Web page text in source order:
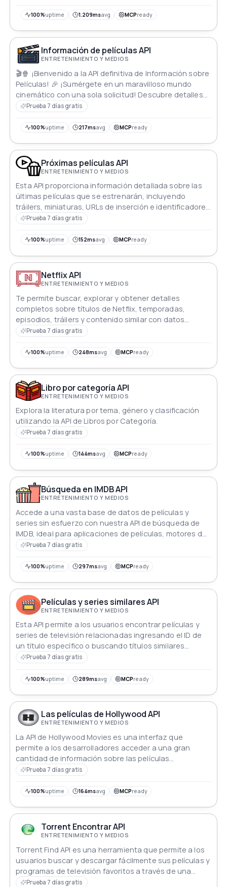
100%uptime 1.209msavg MCPready
Información de películas API
ENTRETENIMIENTO Y MEDIOS
🎬🍿 ¡Bienvenido a la API definitiva de Información sobre
Películas! 🎉 ¡Sumérgete en un maravilloso mundo
cinemático con una sola solicitud! Descubre detalles
exhaustivos sobre catálogos, actores, películas y
entretenimiento con calificaciones, reseñas, sinopsis
o realiza investigaciones sin esfuerzo. ¡Revoluciona
tus proyectos y embárcate en un viaje inmersivo de
películas! 🚀
Prueba 7 días gratis
100%uptime 217msavg MCPready
Próximas películas API
ENTRETENIMIENTO Y MEDIOS
Esta API proporciona información detallada sobre las
últimas películas que se estrenarán, incluyendo
tráilers, miniaturas, URLs de inserción e identificadores
de YouTube de los tráilers de películas más recientes.
Prueba 7 días gratis
100%uptime 152msavg MCPready
Netflix API
ENTRETENIMIENTO Y MEDIOS
Te permite buscar, explorar y obtener detalles
completos sobre títulos de Netflix, temporadas,
episodios, tráilers y contenido similar con datos
actualizados y precisos.
Prueba 7 días gratis
100%uptime 248msavg MCPready
Libro por categoría API
ENTRETENIMIENTO Y MEDIOS
Explora la literatura por tema, género y clasificación
utilizando la API de Libros por Categoría.
Prueba 7 días gratis
100%uptime 144msavg MCPready
Búsqueda en IMDB API
ENTRETENIMIENTO Y MEDIOS
Accede a una vasta base de datos de películas y
series sin esfuerzo con nuestra API de búsqueda de
IMDB, ideal para aplicaciones de películas, motores de
recomendación y plataformas de entretenimiento.
Prueba 7 días gratis
100%uptime 297msavg MCPready
Películas y series similares API
ENTRETENIMIENTO Y MEDIOS
Esta API permite a los usuarios encontrar películas y
series de televisión relacionadas ingresando el ID de
un título específico o buscando títulos similares
basados en un ID dado.
Prueba 7 días gratis
100%uptime 289msavg MCPready
Las películas de Hollywood API
ENTRETENIMIENTO Y MEDIOS
La API de Hollywood Movies es una interfaz que
permite a los desarrolladores acceder a una gran
cantidad de información sobre las películas
producidas en los Estados Unidos.
Prueba 7 días gratis
100%uptime 164msavg MCPready
Torrent Encontrar API
ENTRETENIMIENTO Y MEDIOS
Torrent Find API es una herramienta que permite a los
usuarios buscar y descargar fácilmente sus películas y
programas de televisión favoritos a través de una
interfaz sencilla
Prueba 7 días gratis